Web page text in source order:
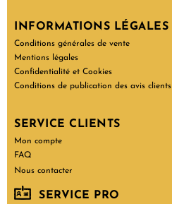
INFORMATIONS LÉGALES
Conditions générales de vente
Mentions légales
Confidentialité et Cookies
Conditions de publication des avis clients
SERVICE CLIENTS
Mon compte
FAQ
Nous contacter
SERVICE PRO